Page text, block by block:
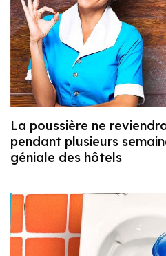
La poussière ne
pendant plusieurs
géniale des hôtels